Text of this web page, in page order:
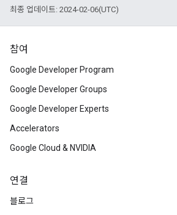
최종 업데이트: 2024-02-06(UTC)
참여
Google Developer Program
Google Developer Groups
Google Developer Experts
Accelerators
Google Cloud & NVIDIA
연결
블로그